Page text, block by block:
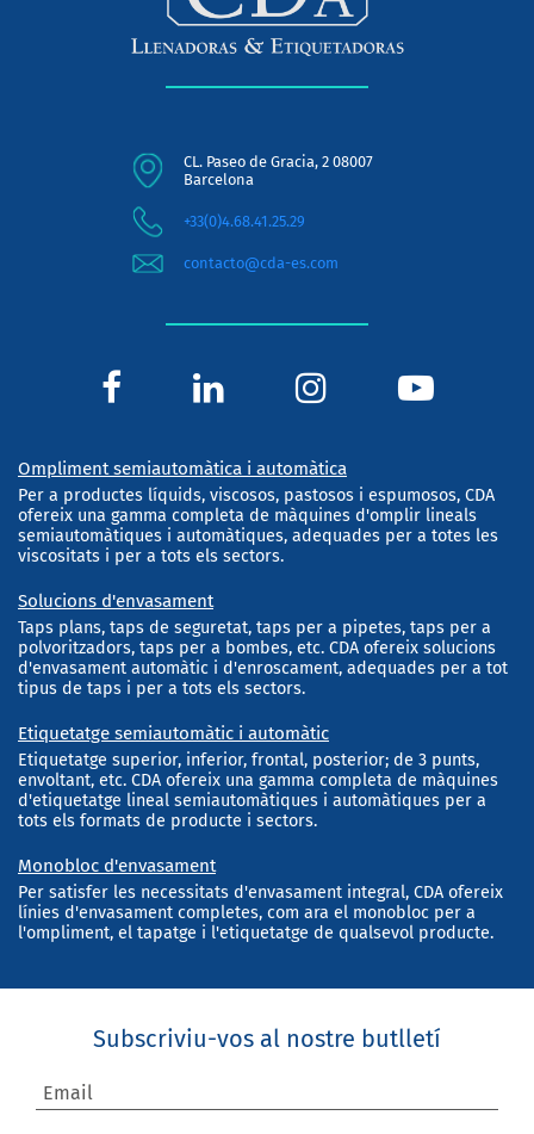
CL. Paseo de Gracia, 2 08007
Barcelona
+33(0)4.68.41.25.29
contacto@cda-es.com
Ompliment semiautomàtica i automàtica
Per a productes líquids, viscosos, pastosos i espumosos, CDA
ofereix una gamma completa de màquines d'omplir lineals
semiautomàtiques i automàtiques, adequades per a totes les
viscositats i per a tots els sectors.
Solucions d'envasament
Taps plans, taps de seguretat, taps per a pipetes, taps per a
polvoritzadors, taps per a bombes, etc. CDA ofereix solucions
d'envasament automàtic i d'enroscament, adequades per a tot
tipus de taps i per a tots els sectors.
Etiquetatge semiautomàtic i automàtic
Etiquetatge superior, inferior, frontal, posterior; de 3 punts,
envoltant, etc. CDA ofereix una gamma completa de màquines
d'etiquetatge lineal semiautomàtiques i automàtiques per a
tots els formats de producte i sectors.
Monobloc d'envasament
Per satisfer les necessitats d'envasament integral, CDA ofereix
línies d'envasament completes, com ara el monobloc per a
l'ompliment, el tapatge i l'etiquetatge de qualsevol producte.
Subscriviu-vos al nostre butlletí
Email